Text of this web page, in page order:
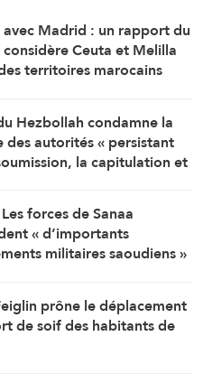
avec Madrid : un rapport du
Ceuta et Melilla
territoires marocains
Hezbollah condamne la
autorités « persistant
la capitulation et
forces de Sanaa
« d’importants
militaires saoudiens »
libéréesprône le déplacement
de soif des habitants de